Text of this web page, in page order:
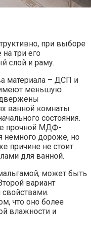
при выборе
три его
слой и раму.
материала – ДСП и
меньшую
ванной комнаты
состояния.
прочной МДФ-
немного дороже, но
причине не стоит
для ванной.
может быть
вариант
что оно более
влажности и